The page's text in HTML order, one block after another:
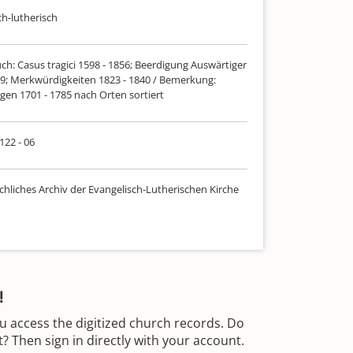
lutherisch
Casus tragici 1598 - 1856; Beerdigung Auswärtiger
Merkwürdigkeiten 1823 - 1840 / Bemerkung:
1701 - 1785 nach Orten sortiert
- 06
Archiv der Evangelisch-Lutherischen Kirche
access the digitized church records. Do
Then sign in directly with your account.